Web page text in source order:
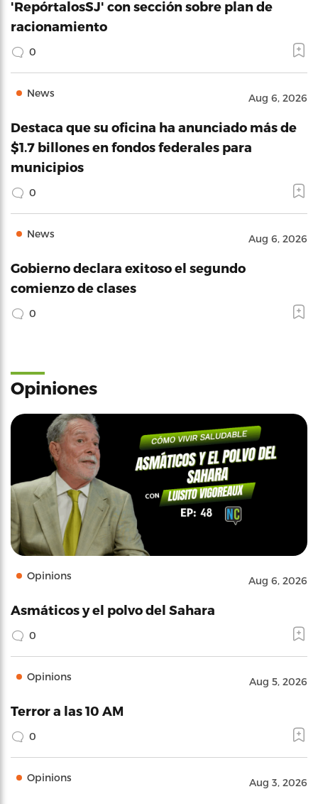
'RepórtalosSJ' con sección sobre plan de
racionamiento
0
News Aug 6, 2026
Destaca que su oficina ha anunciado más de
$1.7 billones en fondos federales para
municipios
0
News Aug 6, 2026
Gobierno declara exitoso el segundo
comienzo de clases
0
Opiniones
Opinions Aug 6, 2026
Asmáticos y el polvo del Sahara
0
Opinions Aug 5, 2026
Terror a las 10 AM
0
Opinions Aug 3, 2026